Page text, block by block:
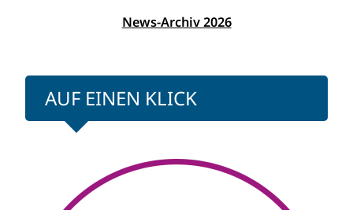
News-Archiv 2026
AUF EINEN KLICK